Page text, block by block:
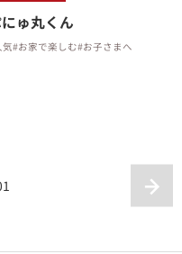
ゅ丸くん
気#お家で楽しむ#お子さまへ